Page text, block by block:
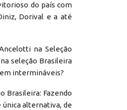
do país com
Dorival e a até
na Seleção
seleção Brasileira
intermináveis?
Brasileira: Fazendo
única alternativa, de